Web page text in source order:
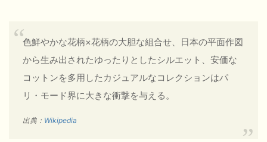
色鮮やかな花柄×花柄の大胆な組合せ、日本の平面作図
から生み出されたゆったりとしたシルエット、安価な
コットンを多用したカジュアルなコレクションはパ
リ・モード界に大きな衝撃を与える。
出典： Wikipedia